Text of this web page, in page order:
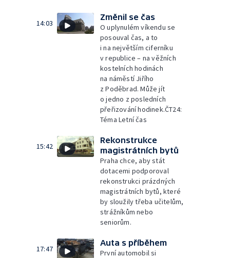
14:03
Změnil se čas
O uplynulém víkendu se
posouval čas, a to
i na největším ciferníku
v republice – na věžních
kostelních hodinách
na náměstí Jiřího
z Poděbrad. Může jít
o jedno z posledních
přeřizování hodinek.ČT24:
Téma Letní čas
15:42
Rekonstrukce
magistrátních bytů
Praha chce, aby stát
dotacemi podporoval
rekonstrukci prázdných
magistrátních bytů, které
by sloužily třeba učitelům,
strážníkům nebo
seniorům.
17:47
Auta s příběhem
První automobil si